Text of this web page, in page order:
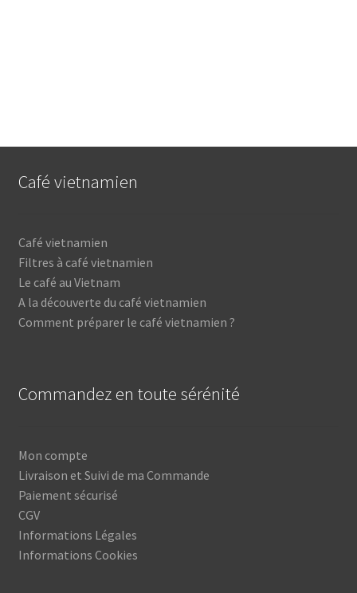
Café vietnamien
Café vietnamien
Filtres à café vietnamien
Le café au Vietnam
A la découverte du café vietnamien
Comment préparer le café vietnamien ?
Commandez en toute sérénité
Mon compte
Livraison et Suivi de ma Commande
Paiement sécurisé
CGV
Informations Légales
Informations Cookies